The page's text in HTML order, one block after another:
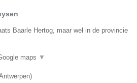
Baarle Hertog, maar wel in de provincie
maps ▼
)